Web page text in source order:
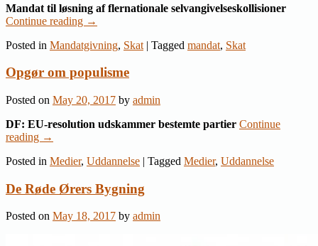
Mandat til løsning af flernationale selvangivelseskollisioner
Continue reading →
Posted in Mandatgivning, Skat | Tagged mandat, Skat
Opgør om populisme
Posted on May 20, 2017 by admin
DF: EU-resolution udskammer bestemte partier Continue
reading →
Posted in Medier, Uddannelse | Tagged Medier, Uddannelse
De Røde Ørers Bygning
Posted on May 18, 2017 by admin